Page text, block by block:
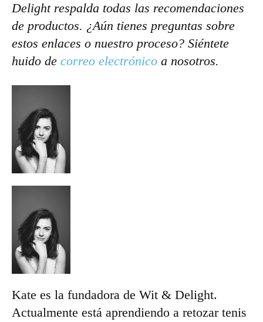
Delight respalda todas las recomendaciones
de productos. ¿Aún tienes preguntas sobre
estos enlaces o nuestro proceso? Siéntete
huido de correo electrónico a nosotros.
Kate es la fundadora de Wit & Delight.
Actualmente está aprendiendo a retozar tenis